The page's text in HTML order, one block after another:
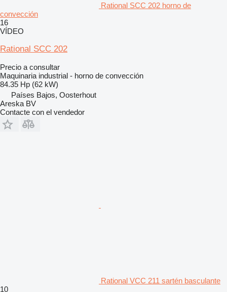
Rational SCC 202 horno de
convección
16
VÍDEO
Rational SCC 202
Precio a consultar
Maquinaria industrial - horno de convección
84.35 Hp (62 kW)
Países Bajos, Oosterhout
Areska BV
Contacte con el vendedor
Rational VCC 211 sartén basculante
10